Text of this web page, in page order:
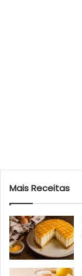
Mais Receitas